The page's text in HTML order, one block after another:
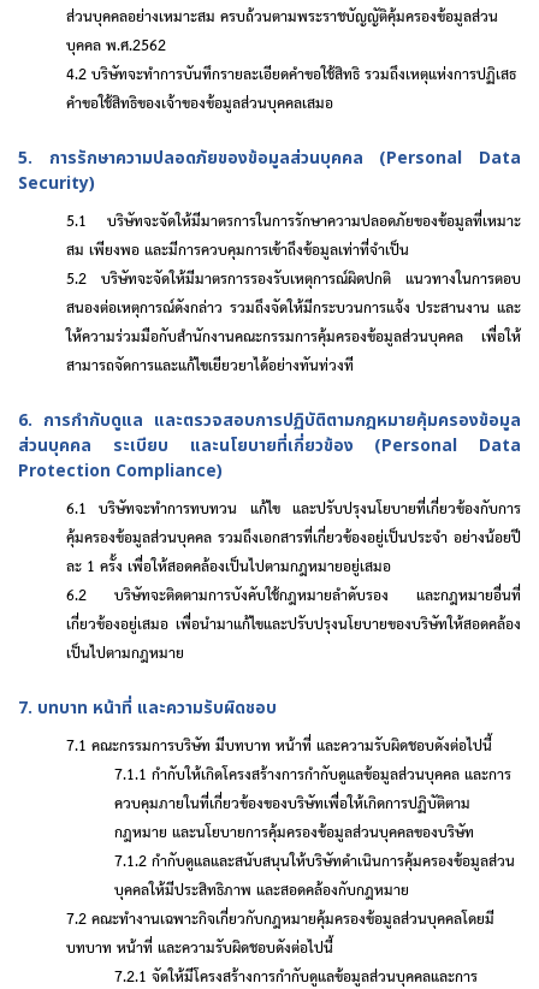
ส่วนบุคคลอย่างเหมาะสม ครบถ้วนตามพระราชบัญญัติคุ้มครองข้อมูลส่วน
บุคคล พ.ศ.2562
4.2 บริษัทจะทำการบันทึกรายละเอียดคำขอใช้สิทธิ รวมถึงเหตุแห่งการปฏิเสธ
คำขอใช้สิทธิของเจ้าของข้อมูลส่วนบุคคลเสมอ
5. การรักษาความปลอดภัยของข้อมูลส่วนบุคคล (Personal Data
Security)
5.1 บริษัทจะจัดให้มีมาตรการในการรักษาความปลอดภัยของข้อมูลที่เหมาะ
สม เพียงพอ และมีการควบคุมการเข้าถึงข้อมูลเท่าที่จำเป็น
5.2 บริษัทจะจัดให้มีมาตรการรองรับเหตุการณ์ผิดปกติ แนวทางในการตอบ
สนองต่อเหตุการณ์ดังกล่าว รวมถึงจัดให้มีกระบวนการแจ้ง ประสานงาน และ
ให้ความร่วมมือกับสำนักงานคณะกรรมการคุ้มครองข้อมูลส่วนบุคคล เพื่อให้
สามารถจัดการและแก้ไขเยียวยาได้อย่างทันท่วงที
6. การกำกับดูแล และตรวจสอบการปฏิบัติตามกฎหมายคุ้มครองข้อมูล
ส่วนบุคคล ระเบียบ และนโยบายที่เกี่ยวข้อง (Personal Data
Protection Compliance)
6.1 บริษัทจะทำการทบทวน แก้ไข และปรับปรุงนโยบายที่เกี่ยวข้องกับการ
คุ้มครองข้อมูลส่วนบุคคล รวมถึงเอกสารที่เกี่ยวข้องอยู่เป็นประจำ อย่างน้อยปี
ละ 1 ครั้ง เพื่อให้สอดคล้องเป็นไปตามกฎหมายอยู่เสมอ
6.2 บริษัทจะติดตามการบังคับใช้กฎหมายลำดับรอง และกฎหมายอื่นที่
เกี่ยวข้องอยู่เสมอ เพื่อนำมาแก้ไขและปรับปรุงนโยบายของบริษัทให้สอดคล้อง
เป็นไปตามกฎหมาย
7. บทบาท หน้าที่ และความรับผิดชอบ
7.1 คณะกรรมการบริษัท มีบทบาท หน้าที่ และความรับผิดชอบดังต่อไปนี้
7.1.1 กํากับให้เกิดโครงสร้างการกํากับดูแลข้อมูลส่วนบุคคล และการ
ควบคุมภายในที่เกี่ยวข้องของบริษัทเพื่อให้เกิดการปฏิบัติตาม
กฎหมาย และนโยบายการคุ้มครองข้อมูลส่วนบุคคลของบริษัท
7.1.2 กํากับดูแลและสนับสนุนให้บริษัทดําเนินการคุ้มครองข้อมูลส่วน
บุคคลให้มีประสิทธิภาพ และสอดคล้องกับกฎหมาย
7.2 คณะทำงานเฉพาะกิจเกี่ยวกับกฎหมายคุ้มครองข้อมูลส่วนบุคคลโดยมี
บทบาท หน้าที่ และความรับผิดชอบดังต่อไปนี้
7.2.1 จัดให้มีโครงสร้างการกํากับดูแลข้อมูลส่วนบุคคลและการ